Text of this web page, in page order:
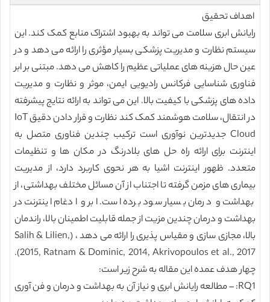
اهداف تحقیق
رایانش ابری سلامت می تواند به بهبود اشتراک منابع کمک کند. این
سیستم نظارت و مدیریت پزشکی بسیار مؤثری را ارائه می دهد و در
عین حال هزینه های عملیاتی عظیم را کاهش می دهد. مبتنی بر ابر
فناوری شناسایی فرکانس رادیویی ایمن، موثر و نظارت و مدیریت
داده های پزشکی با کیفیت بالا. این می تواند به ارائه نتایج پیشرفته
در انتقال، سلامت هوشمند کمک کند نظارت و قرار دادن دقیق IoT
Cloud جدیدترین نوآوری است ترکیب چندین فناوری متصل به
اینترنت برای ارائه راه حل های بلادرنگ در مکان ها و تنظیمات
متعدد. ظهور اینترنت اشیا به هر نحوی کاربرد دارد، از مدیریت
بیماری های مزمن گرفته تا اجتناب از آن مسائل مختلف بهداشتی، از
بهداشت و درمان بسیار سود برده است. ابر و ادغام اینترنت در
بهداشت و درمان چندین مزیت از جمله قابلیت اطمینان بالا، راندمان
بالا، مجازی سازی و مقیاس پذیری را ارائه می دهد ، (Salih & Lilien,
2015, Ratnam & Dominic, 2014, Akrivopoulos et al., 2017).
چهار هدف عمده این مقاله به شرح زیر است:
RQ1: – مطالعه رایانش ابری و نیاز آن به بهداشت و درمان و فن آوری